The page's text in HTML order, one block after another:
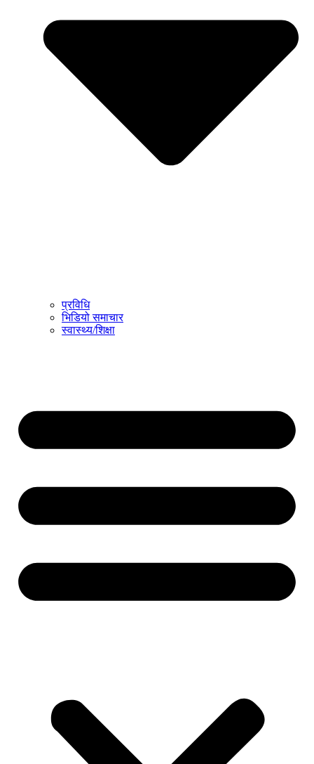
प्रविधि
भिडियो समाचार
स्वास्थ्य/शिक्षा